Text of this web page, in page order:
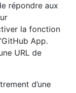
répondre aux
la fonction
App.
URL de
d’une